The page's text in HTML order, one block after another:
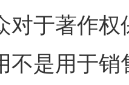
于著作权
不是用于